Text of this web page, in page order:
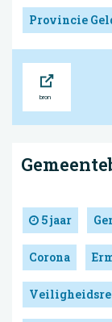
Provincie
5 jaar
Corona